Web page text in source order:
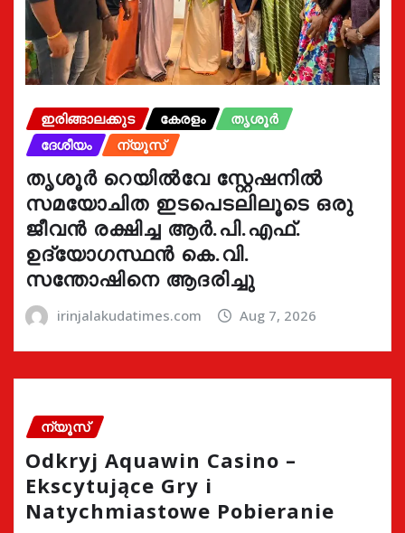
ഇരിങ്ങാലക്കുട കേരളം
തൃശൂർ
ദേശീയം
ന്യൂസ്
തൃശൂർ റെയിൽവേ സ്റ്റേഷനിൽ
സമയോചിത ഇടപെടലിലൂടെ ഒരു
ജീവൻ രക്ഷിച്ച ആർ.പി.എഫ്.
ഉദ്യോഗസ്ഥൻ കെ.വി.
സന്തോഷിനെ ആദരിച്ചു
irinjalakudatimes.com Aug 7, 2026
ന്യൂസ്
Odkryj Aquawin Casino –
Ekscytujące Gry i
Natychmiastowe Pobieranie